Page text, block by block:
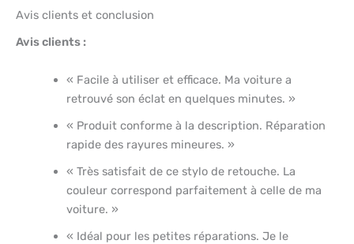
Avis clients et conclusion
Avis clients :
« Facile à utiliser et efficace. Ma voiture a
retrouvé son éclat en quelques minutes. »
« Produit conforme à la description. Réparation
rapide des rayures mineures. »
« Très satisfait de ce stylo de retouche. La
couleur correspond parfaitement à celle de ma
voiture. »
« Idéal pour les petites réparations. Je le